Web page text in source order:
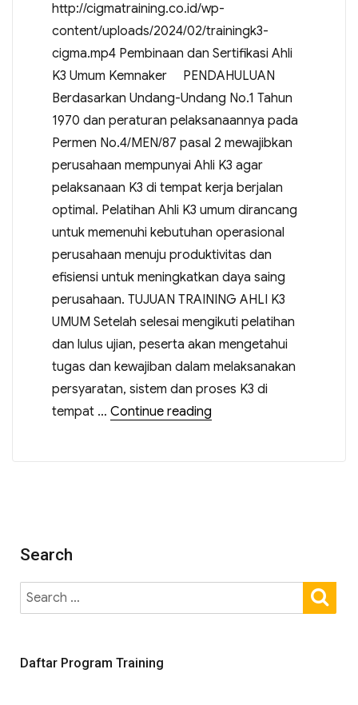
http://cigmatraining.co.id/wp-
content/uploads/2024/02/trainingk3-
cigma.mp4 Pembinaan dan Sertifikasi Ahli
K3 Umum Kemnaker PENDAHULUAN
Berdasarkan Undang-Undang No.1 Tahun
1970 dan peraturan pelaksanaannya pada
Permen No.4/MEN/87 pasal 2 mewajibkan
perusahaan mempunyai Ahli K3 agar
pelaksanaan K3 di tempat kerja berjalan
optimal. Pelatihan Ahli K3 umum dirancang
untuk memenuhi kebutuhan operasional
perusahaan menuju produktivitas dan
efisiensi untuk meningkatkan daya saing
perusahaan. TUJUAN TRAINING AHLI K3
UMUM Setelah selesai mengikuti pelatihan
dan lulus ujian, peserta akan mengetahui
tugas dan kewajiban dalam melaksanakan
persyaratan, sistem dan proses K3 di
tempat … Continue reading
Search
Daftar Program Training